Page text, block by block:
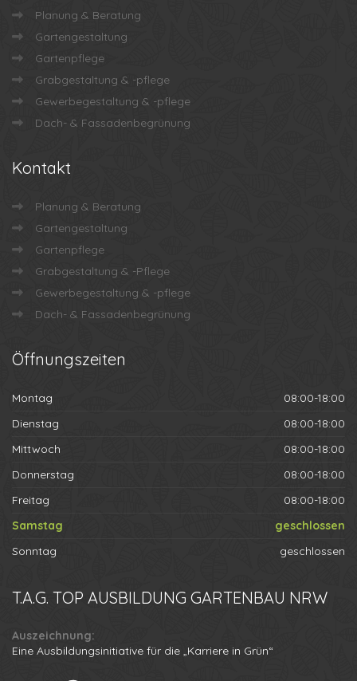
Planung & Beratung
Gartengestaltung
Gartenpflege
Grabgestaltung & -pflege
Gewerbegestaltung & -pflege
Dach- & Fassadenbegrünung
Kontakt
Planung & Beratung
Gartengestaltung
Gartenpflege
Grabgestaltung & -Pflege
Gewerbegestaltung & -pflege
Dach- & Fassadenbegrünung
Öffnungszeiten
Montag
08:00-18:00
Dienstag
08:00-18:00
Mittwoch
08:00-18:00
Donnerstag
08:00-18:00
Freitag
08:00-18:00
Samstag
geschlossen
Sonntag
geschlossen
T.A.G. TOP AUSBILDUNG GARTENBAU NRW
Auszeichnung:
Eine Ausbildungsinitiative für die „Karriere in Grün“